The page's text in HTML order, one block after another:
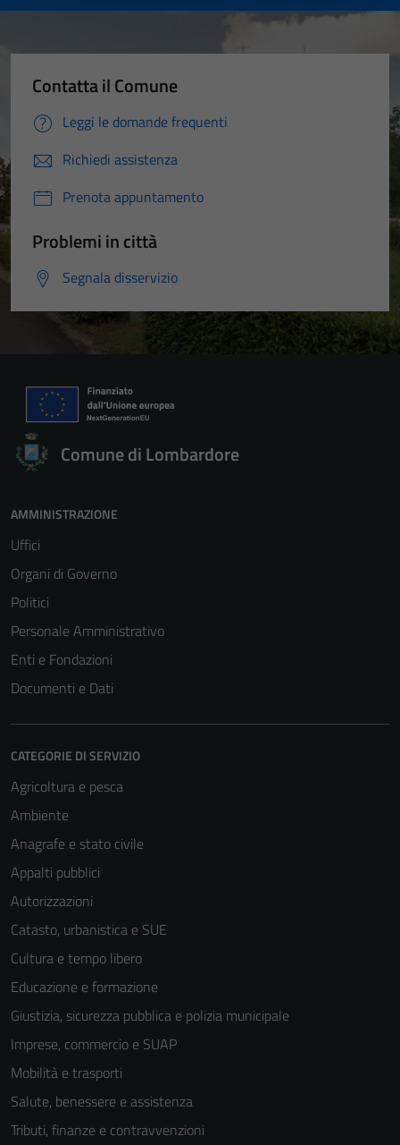
Contatta il Comune
Leggi le domande frequenti
Richiedi assistenza
Prenota appuntamento
Problemi in città
Segnala disservizio
Comune di Lombardore
AMMINISTRAZIONE
Uffici
Organi di Governo
Politici
Personale Amministrativo
Enti e Fondazioni
Documenti e Dati
CATEGORIE DI SERVIZIO
Agricoltura e pesca
Ambiente
Anagrafe e stato civile
Appalti pubblici
Autorizzazioni
Catasto, urbanistica e SUE
Cultura e tempo libero
Educazione e formazione
Giustizia, sicurezza pubblica e polizia municipale
Imprese, commercio e SUAP
Mobilità e trasporti
Salute, benessere e assistenza
Tributi, finanze e contravvenzioni